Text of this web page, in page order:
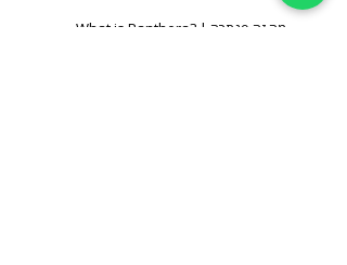
What is Panthera? | מה זה פנתרה